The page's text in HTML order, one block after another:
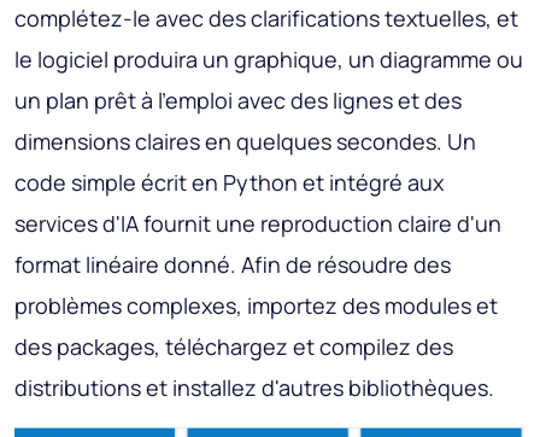
complétez-le avec des clarifications textuelles, et
le logiciel produira un graphique, un diagramme ou
un plan prêt à l'emploi avec des lignes et des
dimensions claires en quelques secondes. Un
code simple écrit en Python et intégré aux
services d'IA fournit une reproduction claire d'un
format linéaire donné. Afin de résoudre des
problèmes complexes, importez des modules et
des packages, téléchargez et compilez des
distributions et installez d'autres bibliothèques.